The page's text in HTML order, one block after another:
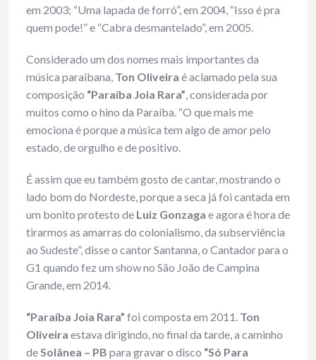
em 2003; “Uma lapada de forró”, em 2004, “Isso é pra
quem pode!” e “Cabra desmantelado”, em 2005.
Considerado um dos nomes mais importantes da
música paraibana, Ton Oliveira é aclamado pela sua
composição “Paraíba Joia Rara”, considerada por
muitos como o hino da Paraíba. “O que mais me
emociona é porque a música tem algo de amor pelo
estado, de orgulho e de positivo.
É assim que eu também gosto de cantar, mostrando o
lado bom do Nordeste, porque a seca já foi cantada em
um bonito protesto de Luiz Gonzaga e agora é hora de
tirarmos as amarras do colonialismo, da subserviência
ao Sudeste”, disse o cantor Santanna, o Cantador para o
G1 quando fez um show no São João de Campina
Grande, em 2014.
“Paraíba Joia Rara” foi composta em 2011. Ton
Oliveira estava dirigindo, no final da tarde, a caminho
deSolânea – PB para gravar o disco “Só Para